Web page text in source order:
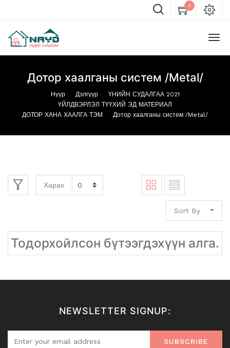
0
Дотор хаалганы систем /Metal/
Нүүр Дэлгүүр
ҮНИЙН СУДАЛГАА 2021
ҮЙЛДВЭРЛЭЛ ТҮҮХИЙ ЭД МАТЕРИАЛ
ДОТОР ХАНА ХААЛГА ТЭМ
Дотор хаалганы систем /Metal/
Харах
Sort By
Тодорхойлсон бүтээгдэхүүн алга.
NEWSLETTER SIGNUP:
SUBSCRIBE